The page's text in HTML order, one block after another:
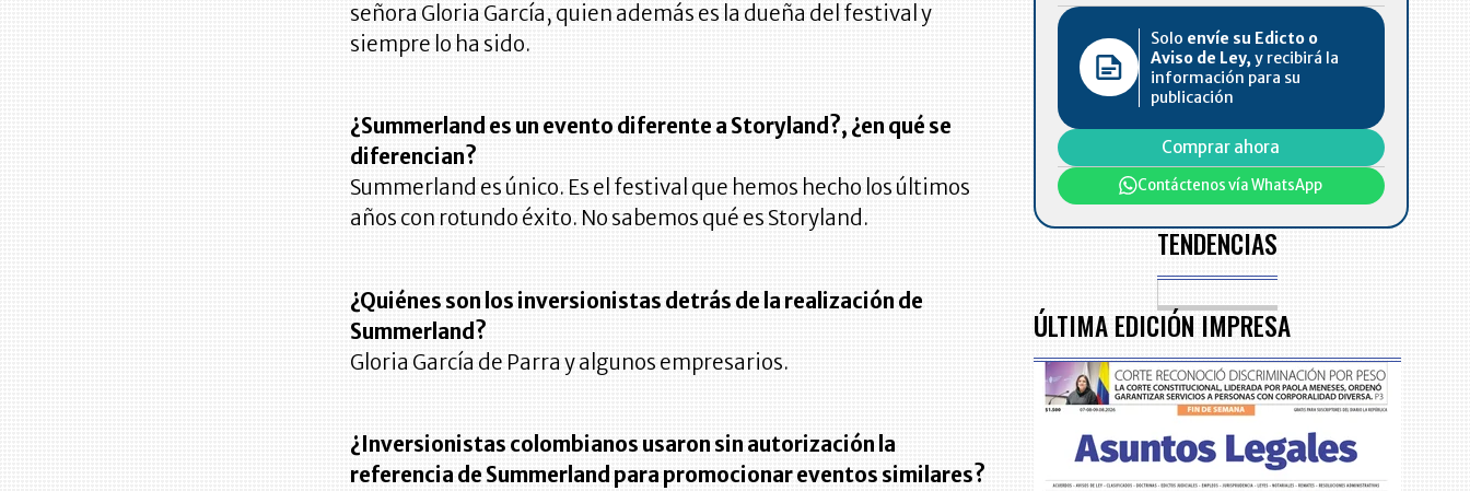
señora Gloria García, quien además es la dueña del festival y
siempre lo ha sido.
¿Summerland es un evento diferente a Storyland?, ¿en qué se
diferencian?
Summerland es único. Es el festival que hemos hecho los últimos
años con rotundo éxito. No sabemos qué es Storyland.
¿Quiénes son los inversionistas detrás de la realización de
Summerland?
Gloria García de Parra y algunos empresarios.
¿Inversionistas colombianos usaron sin autorización la
referencia de Summerland para promocionar eventos similares?
Solo envíe su Edicto o
Aviso de Ley, y recibirá la
información para su
publicación
Comprar ahora
Contáctenos vía WhatsApp
TENDENCIAS
ÚLTIMA EDICIÓN IMPRESA